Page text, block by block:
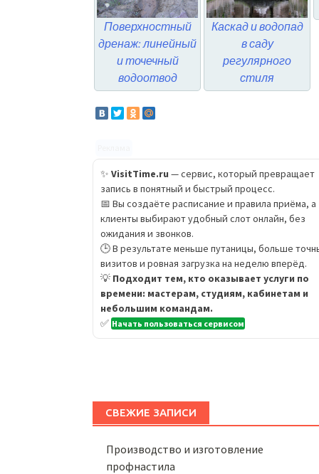
Поверхностный
дренаж: линейный
и точечный
водоотвод
Каскад и водопад
в саду
регулярного
стиля
✨ VisitTime.ru — сервис, который превращает
запись в понятный и быстрый процесс.
📅 Вы создаёте расписание и правила приёма, а
клиенты выбирают удобный слот онлайн, без
ожидания и звонков.
🕒 В результате меньше путаницы, больше
визитов и ровная загрузка на неделю вперёд.
💡 Подходит тем, кто оказывает услуги по
времени: мастерам, студиям, кабинетам и
небольшим командам.
✅ Начать пользоваться сервисом
СВЕЖИЕ ЗАПИСИ
Производство и изготовление
профнастила